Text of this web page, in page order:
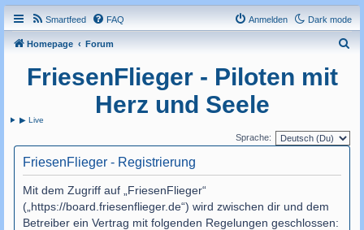
Dark mode
Smartfeed FAQ Anmelden
Homepage Forum
FriesenFlieger - Piloten mit
Herz und Seele
▶ Live
Sprache:
FriesenFlieger - Registrierung
Mit dem Zugriff auf „FriesenFlieger“
(„https://board.friesenflieger.de“) wird zwischen dir und dem
Betreiber ein Vertrag mit folgenden Regelungen geschlossen: